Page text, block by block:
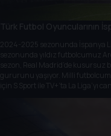
Türk Futbol Oyuncularının
2024-2025 sezonunda İspanya
sezonunda yıldız futbolcumuz
sezon, Real Madrid’de
gururunu yaşıyor. Milli
için S Sport ile TV+’ta La Liga’yı